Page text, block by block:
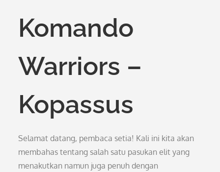
Komando
Warriors –
Kopassus
Selamat datang, pembaca setia! Kali ini kita akan
membahas tentang salah satu pasukan elit yang
menakutkan namun juga penuh dengan